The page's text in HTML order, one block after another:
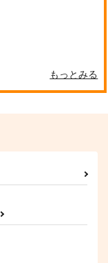
もっとみる